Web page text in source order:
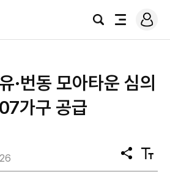
검
전
로
그
·번동 모아타운 심의
가구 공급
공
유
텍
스